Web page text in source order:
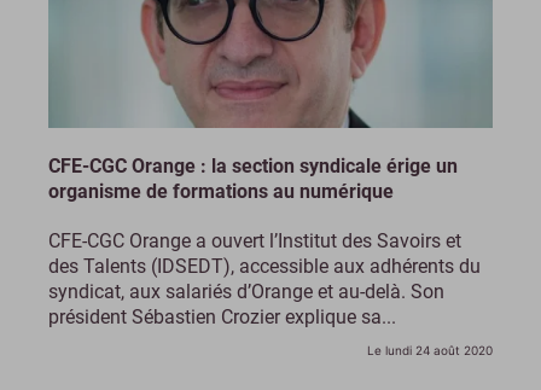
CFE-CGC Orange : la section syndicale érige un
organisme de formations au numérique
CFE-CGC Orange a ouvert l’Institut des Savoirs et
des Talents (IDSEDT), accessible aux adhérents du
syndicat, aux salariés d’Orange et au-delà. Son
président Sébastien Crozier explique sa...
Le lundi 24 août 2020